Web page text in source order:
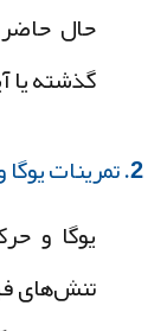
حال حاضر
گذشته یا
یوگا و
تنش‌های